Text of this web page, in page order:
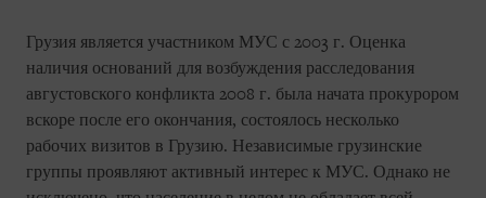
Грузия является участником МУС с 2003 г. Оценка
наличия оснований для возбуждения расследования
августовского конфликта 2008 г. была начата прокурором
вскоре после его окончания, состоялось несколько
рабочих визитов в Грузию. Независимые грузинские
группы проявляют активный интерес к МУС. Однако не